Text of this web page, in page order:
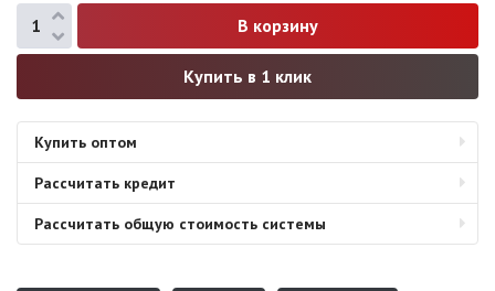
Купить в 1 клик
Купить оптом
Рассчитать кредит
Рассчитать общую стоимость системы